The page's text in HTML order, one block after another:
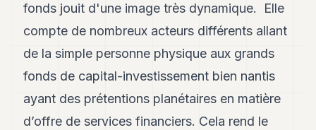
fonds jouit d'une image très dynamique. Elle
compte de nombreux acteurs différents allant
de la simple personne physique aux grands
fonds de capital-investissement bien nantis
ayant des prétentions planétaires en matière
d’offre de services financiers. Cela rend le